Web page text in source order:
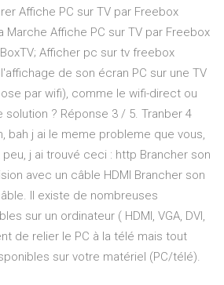
Affiche PC sur TV par Freebox
Marche Affiche PC sur TV par Freebox
Afficher pc sur tv freebox
de son écran PC sur une TV
par wifi), comme le wifi-direct ou
solution ? Réponse 3 / 5. Tranber 4
bah j ai le meme probleme que vous,
j ai trouvé ceci : http Brancher son
avec un câble HDMI Brancher son
Il existe de nombreuses
sur un ordinateur ( HDMI, VGA, DVI,
de relier le PC à la télé mais tout
sur votre matériel (PC/télé).